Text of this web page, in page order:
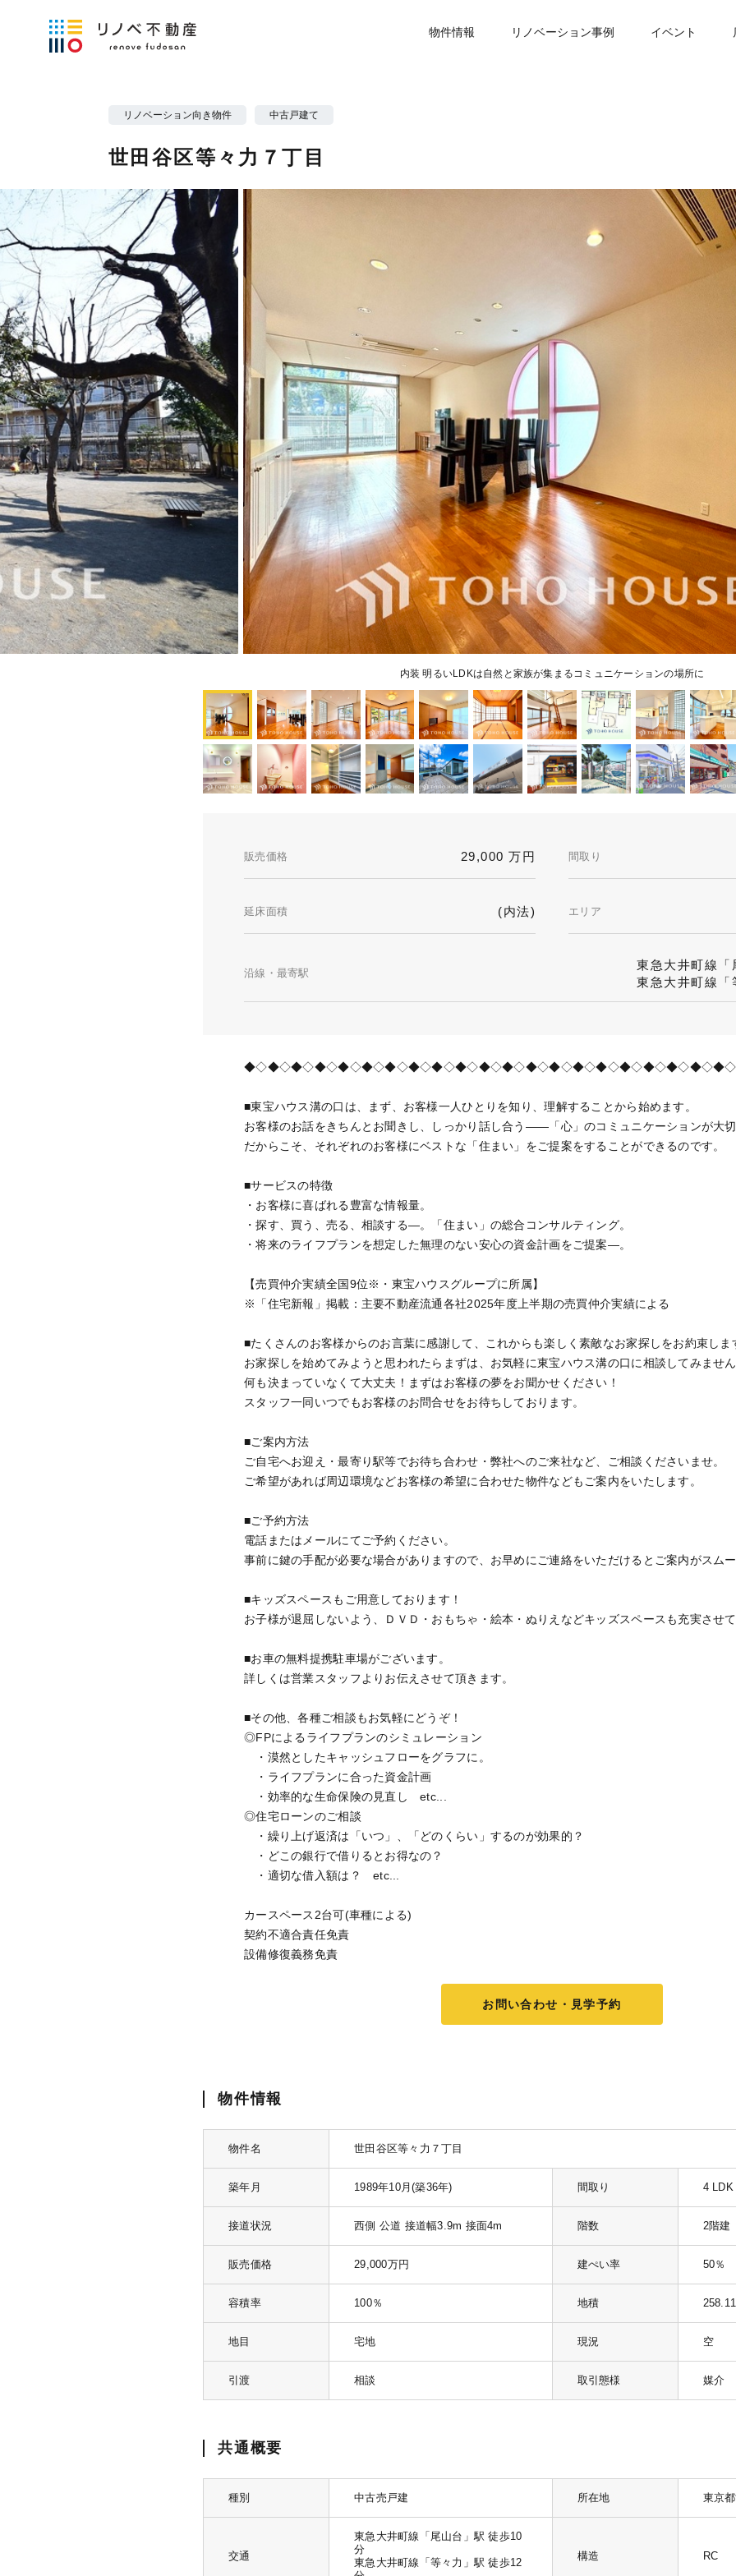
物件情報 リノベーション事例 イベント
リノベーション向き物件 中古戸建て
世田谷区等々力７丁目
内装 明るいLDKは自然と家族が集まるコミュニケーションの場所に
販売価格 29,000 万円 間取り
延床面積 (内法) エリア
沿線・最寄駅
東急大井町線
東急大井町線
■東宝ハウス溝の口は、まず、お客様一人ひとりを知り、理解することから始めます。
お客様のお話をきちんとお聞きし、しっかり話し合う——「心」のコミュニケーションが大切
だからこそ、それぞれのお客様にベストな「住まい」をご提案をすることができるのです。
■サービスの特徴
・お客様に喜ばれる豊富な情報量。
・探す、買う、売る、相談する—。「住まい」の総合コンサルティング。
・将来のライフプランを想定した無理のない安心の資金計画をご提案—。
【売買仲介実績全国9位※・東宝ハウスグループに所属】
※「住宅新報」掲載：主要不動産流通各社2025年度上半期の売買仲介実績による
■たくさんのお客様からのお言葉に感謝して、これからも楽しく素敵なお家探しをお約束しま
お家探しを始めてみようと思われたらまずは、お気軽に東宝ハウス溝の口に相談してみませ
何も決まっていなくて大丈夫！まずはお客様の夢をお聞かせください！
スタッフ一同いつでもお客様のお問合せをお待ちしております。
■ご案内方法
ご自宅へお迎え・最寄り駅等でお待ち合わせ・弊社へのご来社など、ご相談くださいませ。
ご希望があれば周辺環境などお客様の希望に合わせた物件などもご案内をいたします。
■ご予約方法
電話またはメールにてご予約ください。
事前に鍵の手配が必要な場合がありますので、お早めにご連絡をいただけるとご案内がスムー
■キッズスペースもご用意しております！
お子様が退屈しないよう、ＤＶＤ・おもちゃ・絵本・ぬりえなどキッズスペースも充実させて
■お車の無料提携駐車場がございます。
詳しくは営業スタッフよりお伝えさせて頂きます。
■その他、各種ご相談もお気軽にどうぞ！
◎FPによるライフプランのシミュレーション
・漠然としたキャッシュフローをグラフに。
・ライフプランに合った資金計画
・効率的な生命保険の見直し etc...
◎住宅ローンのご相談
・繰り上げ返済は「いつ」、「どのくらい」するのが効果的？
・どこの銀行で借りるとお得なの？
・適切な借入額は？ etc...
カースペース2台可(車種による)
契約不適合責任免責
設備修復義務免責
お問い合わせ・見学予約
物件情報
物件名 世田谷区等々力７丁目
築年月 1989年10月(築36年) 間取り 4 LDK
接道状況 西側 公道 接道幅3.9m 接面4m 階数 2階建
販売価格 29,000万円 建ぺい率 50％
容積率 100％ 地積
地目 宅地 現況 空
引渡 相談 取引態様 媒介
共通概要
種別 中古売戸建 所在地 東京
交通
東急大井町線「尾山台」駅 徒歩10
分
東急大井町線「等々力」駅 徒歩12
構造 RC